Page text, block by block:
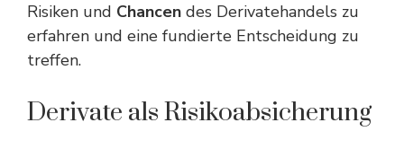
Risiken und Chancen des Derivatehandels zu
erfahren und eine fundierte Entscheidung zu
treffen.
Derivate als Risikoabsicherung